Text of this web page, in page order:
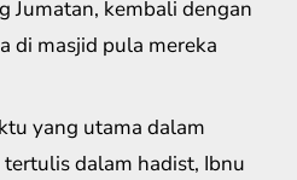
Jumatan, kembali dengan
di masjid pula mereka
yang utama dalam
dalam hadist, Ibnu